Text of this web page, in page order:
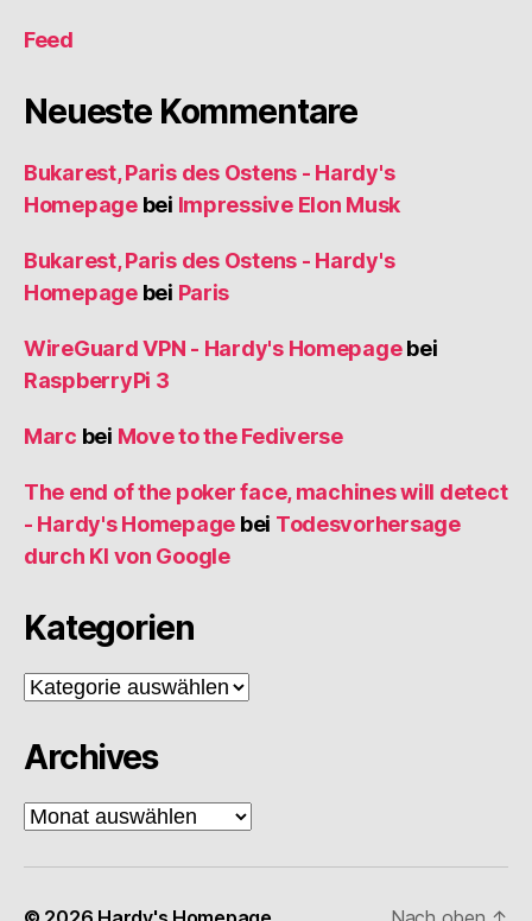
Feed
Neueste Kommentare
Bukarest, Paris des Ostens - Hardy's
Homepagebei Impressive Elon Musk
Bukarest, Paris des Ostens - Hardy's
Homepagebei Paris
WireGuard VPN - Hardy's Homepagebei
RaspberryPi 3
Marc bei Move to the Fediverse
The end of the poker face, machines will detect
- Hardy's Homepage bei Todesvorhersage
durch KI von Google
Kategorien
Kategorien
Archives
Archives